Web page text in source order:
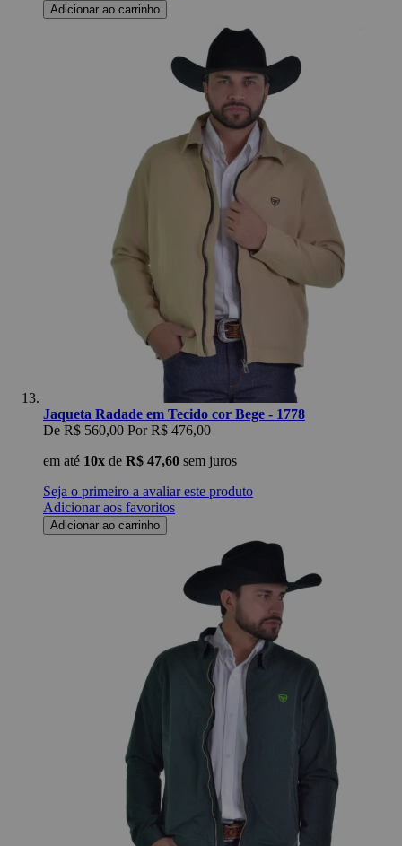
Adicionar ao carrinho
Jaqueta Radade em Tecido cor Bege - 1778
De R$ 560,00 Por R$ 476,00
em até 10x de R$ 47,60 sem juros
Seja o primeiro a avaliar este produto
Adicionar aos favoritos
Adicionar ao carrinho